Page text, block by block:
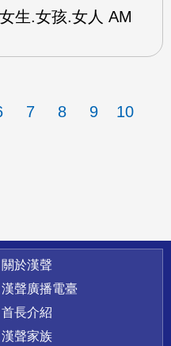
生.女孩.女人 AM
7 8 9
10
關於漢聲
漢聲廣播電臺
首長介紹
漢聲家族